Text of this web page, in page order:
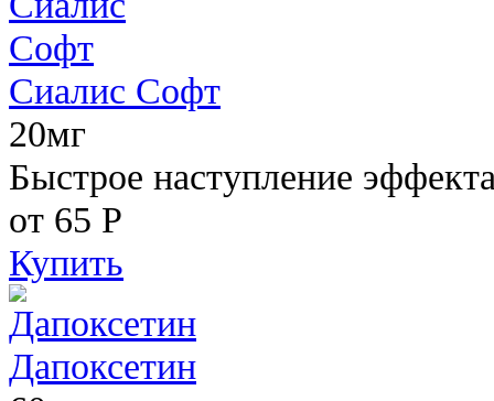
Сиалис Софт
20мг
Быстрое наступление
от 65 Р
Купить
Дапоксетин